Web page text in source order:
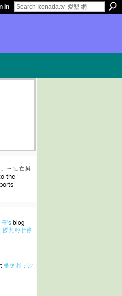
In
一直在挺
the
哥'sblog
國契約廿條
楊德利：沙